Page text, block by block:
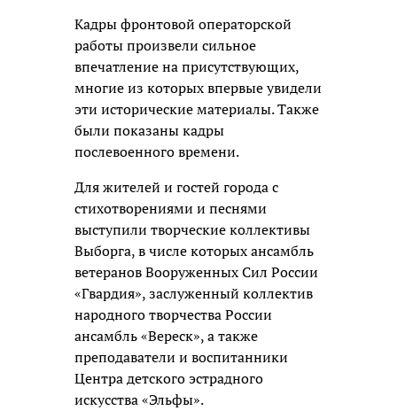
Кадры фронтовой операторской
работы произвели сильное
впечатление на присутствующих,
многие из которых впервые увидели
эти исторические материалы. Также
были показаны кадры
послевоенного времени.
Для жителей и гостей города с
стихотворениями и песнями
выступили творческие коллективы
Выборга, в числе которых ансамбль
ветеранов Вооруженных Сил России
«Гвардия», заслуженный коллектив
народного творчества России
ансамбль «Вереск», а также
преподаватели и воспитанники
Центра детского эстрадного
искусства «Эльфы».